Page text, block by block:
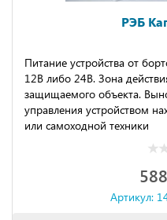
РЭБ
Питание устройства от
12В либо 24В. Зона
защищаемого объекта.
управления устройством
или самоходной техники
Артикул: